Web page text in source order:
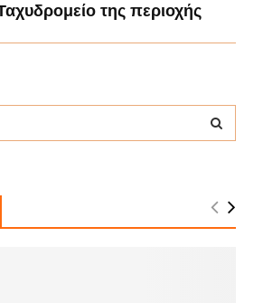
της περιοχής
A